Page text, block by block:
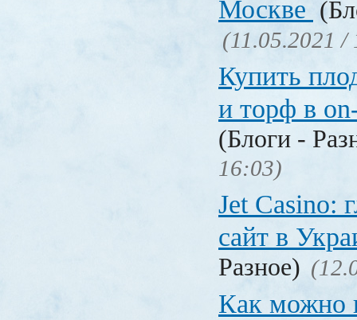
Москве
(11.05.2021 /
Купить
и торф в
(Блоги -
16:03)
Jet Сasino:
сайт в
Разное)
Как можно